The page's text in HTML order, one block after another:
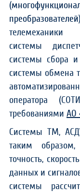
(
преобразователей
телемеханики
системы
системы сбора
системы обмена
оператора
требованиями АО
Системы ТМ,
таким
точность,
данных и
системы